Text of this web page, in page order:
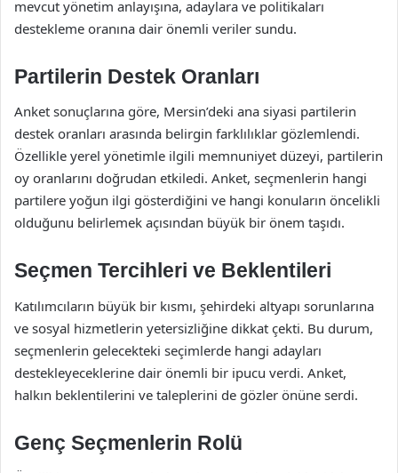
mevcut yönetim anlayışına, adaylara ve politikaları
destekleme oranına dair önemli veriler sundu.
Partilerin Destek Oranları
Anket sonuçlarına göre, Mersin’deki ana siyasi partilerin
destek oranları arasında belirgin farklılıklar gözlemlendi.
Özellikle yerel yönetimle ilgili memnuniyet düzeyi, partilerin
oy oranlarını doğrudan etkiledi. Anket, seçmenlerin hangi
partilere yoğun ilgi gösterdiğini ve hangi konuların öncelikli
olduğunu belirlemek açısından büyük bir önem taşıdı.
Seçmen Tercihleri ve Beklentileri
Katılımcıların büyük bir kısmı, şehirdeki altyapı sorunlarına
ve sosyal hizmetlerin yetersizliğine dikkat çekti. Bu durum,
seçmenlerin gelecekteki seçimlerde hangi adayları
destekleyeceklerine dair önemli bir ipucu verdi. Anket,
halkın beklentilerini ve taleplerini de gözler önüne serdi.
Genç Seçmenlerin Rolü